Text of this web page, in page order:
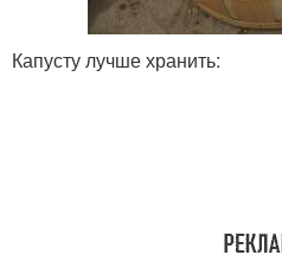
Капусту лучше хранить: